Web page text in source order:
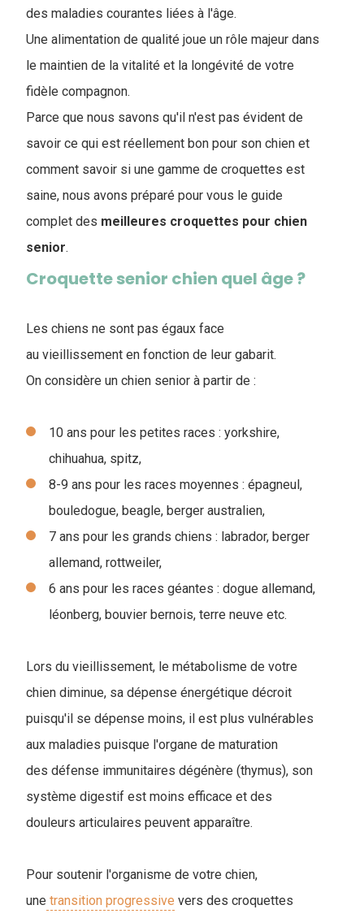
des maladies courantes liées à l'âge.
Une alimentation de qualité joue un rôle majeur dans
le maintien de la vitalité et la longévité de votre
fidèle compagnon.
Parce que nous savons qu'il n'est pas évident de
savoir ce qui est réellement bon pour son chien et
comment savoir si une gamme de croquettes est
saine, nous avons préparé pour vous le guide
complet des meilleures croquettes pour chien
senior.
Croquette senior chien quel âge ?
Les chiens ne sont pas égaux face
au vieillissement en fonction de leur gabarit.
On considère un chien senior à partir de :
10 ans pour les petites races : yorkshire,
chihuahua, spitz,
8-9 ans pour les races moyennes : épagneul,
bouledogue, beagle, berger australien,
7 ans pour les grands chiens : labrador, berger
allemand, rottweiler,
6 ans pour les races géantes : dogue allemand,
léonberg, bouvier bernois, terre neuve etc.
Lors du vieillissement, le métabolisme de votre
chien diminue, sa dépense énergétique décroit
puisqu'il se dépense moins, il est plus vulnérables
aux maladies puisque l'organe de maturation
des défense immunitaires dégénère (thymus), son
système digestif est moins efficace et des
douleurs articulaires peuvent apparaître.
Pour soutenir l'organisme de votre chien,
une transition progressive vers des croquettes